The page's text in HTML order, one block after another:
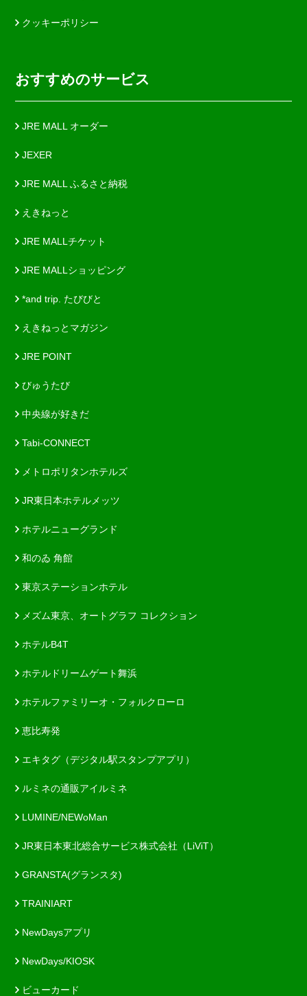
クッキーポリシー
おすすめのサービス
JRE MALL オーダー
JEXER
JRE MALL ふるさと納税
えきねっと
JRE MALLチケット
JRE MALLショッピング
*and trip. たびびと
えきねっとマガジン
JRE POINT
びゅうたび
中央線が好きだ
Tabi-CONNECT
メトロポリタンホテルズ
JR東日本ホテルメッツ
ホテルニューグランド
和のゐ 角館
東京ステーションホテル
メズム東京、オートグラフ コレクション
ホテルB4T
ホテルドリームゲート舞浜
ホテルファミリーオ・フォルクローロ
恵比寿発
エキタグ（デジタル駅スタンプアプリ）
ルミネの通販アイルミネ
LUMINE/NEWoMan
JR東日本東北総合サービス株式会社（LiViT）
GRANSTA(グランスタ)
TRAINIART
NewDaysアプリ
NewDays/KIOSK
ビューカード